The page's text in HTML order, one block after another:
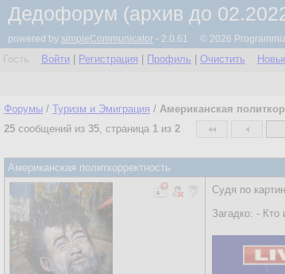
Дедофорум (архив до
powered by simpleCommunicator - 2.0.61 © 2026
Гость Войти Регистрация Профиль Очистить
Форумы / Туризм и Эмиграция / Американская
25 сообщений из 35, страница 1 из 2
Американская политкорректность
Судя по
Загадко: - Кто